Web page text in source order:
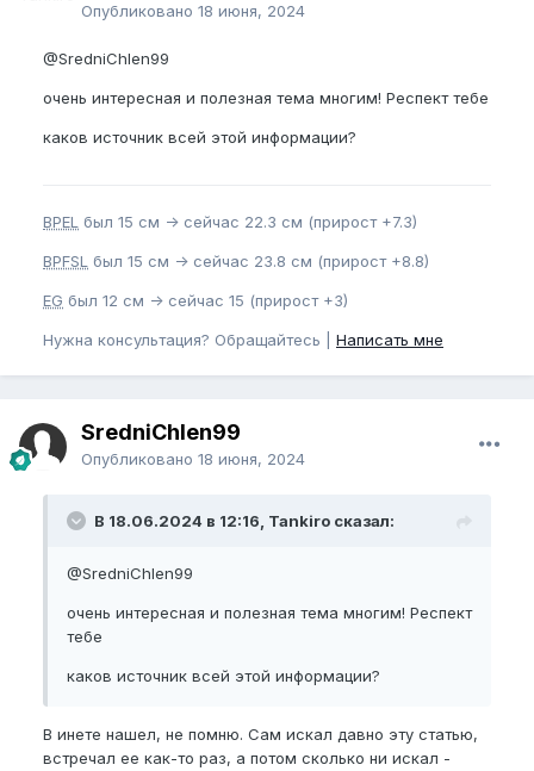
Опубликовано 18 июня, 2024
@SredniChlen99
очень интересная и полезная тема многим! Респект тебе
каков источник всей этой информации?
BPEL был 15 см -> сейчас 22.3 см (прирост +7.3)
BPFSL был 15 см -> сейчас 23.8 см (прирост +8.8)
EG был 12 см -> сейчас 15 (прирост +3)
Нужна консультация? Обращайтесь | Написать мне
SredniChlen99
Опубликовано 18 июня, 2024
В 18.06.2024 в 12:16, Tankiro сказал:
@SredniChlen99
очень интересная и полезная тема многим! Респект
тебе
каков источник всей этой информации?
В инете нашел, не помню. Сам искал давно эту статью,
встречал ее как-то раз, а потом сколько ни искал -